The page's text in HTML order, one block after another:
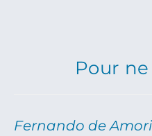
Pour
Fernando de